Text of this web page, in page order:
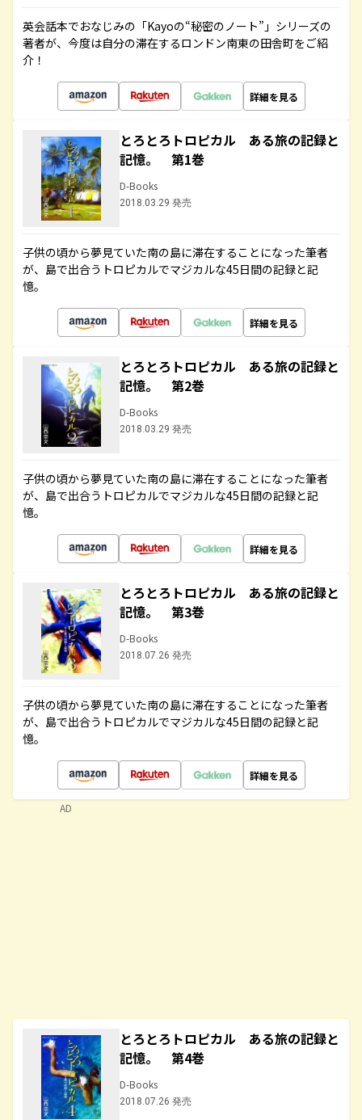
英会話本でおなじみの「Kayoの“秘密のノート”」シリーズの
著者が、今度は自分の滞在するロンドン南東の田舎町をご紹
介！
詳細を見る
とろとろトロピカル ある旅の記録と
記憶。 第1巻
D-Books
2018.03.29 発売
子供の頃から夢見ていた南の島に滞在することになった筆者
が、島で出合うトロピカルでマジカルな45日間の記録と記
憶。
詳細を見る
とろとろトロピカル ある旅の記録と
記憶。 第2巻
D-Books
2018.03.29 発売
子供の頃から夢見ていた南の島に滞在することになった筆者
が、島で出合うトロピカルでマジカルな45日間の記録と記
憶。
詳細を見る
とろとろトロピカル ある旅の記録と
記憶。 第3巻
D-Books
2018.07.26 発売
子供の頃から夢見ていた南の島に滞在することになった筆者
が、島で出合うトロピカルでマジカルな45日間の記録と記
憶。
詳細を見る
とろとろトロピカル ある旅の記録と
記憶。 第4巻
D-Books
2018.07.26 発売
AD